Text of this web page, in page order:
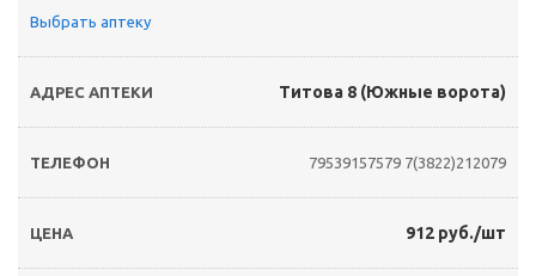
Выбрать аптеку
Титова 8 (Южные ворота)
79539157579 7(3822)212079
912 руб./шт